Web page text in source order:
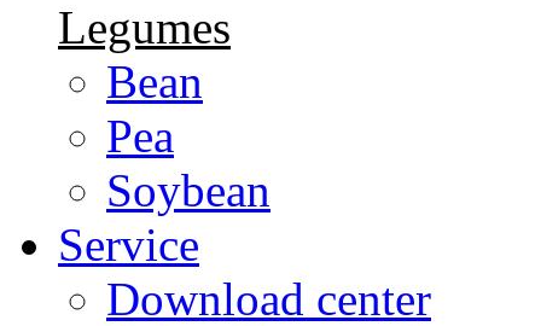
Legumes
Bean
Pea
Soybean
Service
Download center